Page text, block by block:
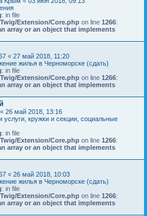
: in file
Extension/Core.php on line 1266:
array or an object that implements
« 27 май 2018, 11:20
жилья в Черноморске (сдать)
: in file
Extension/Core.php on line 1266:
array or an object that implements
« 26 май 2018, 13:16
услуги, кружки и секции, социальные
: in file
Extension/Core.php on line 1266:
array or an object that implements
« 26 май 2018, 10:03
жилья в Черноморске (сдать)
: in file
Extension/Core.php on line 1266:
array or an object that implements